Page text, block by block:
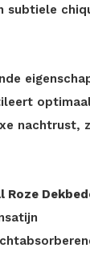
subtiele
nachtrust,
Roze